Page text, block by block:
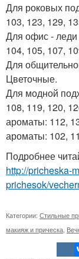
Для роковых
103, 123, 129,
Для офис -
104, 105, 107,
Для
Цветочные.
Для модной
108, 119, 120,
ароматы: 112,
ароматы: 102,
Подробнее
http://pricheska-
prichesok/
Категории: Стильные
макияж и прическа